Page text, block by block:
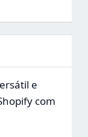
e
com